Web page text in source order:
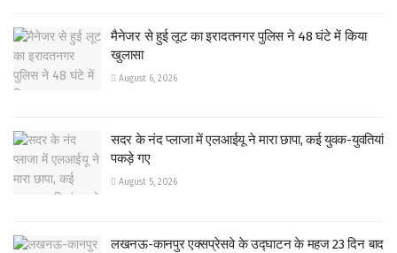
मैनेजर से हुई लूट का इरादतनगर पुलिस ने 48 घंटे में किया
खुलासा
August 6, 2026
सदर के नंद प्लाजा में एलआईयू ने मारा छापा, कई युवक-युवतियां
पकड़े गए
August 5, 2026
लखनऊ-कानपुर एक्सप्रेसवे के उद्घाटन के महज 23 दिन बाद